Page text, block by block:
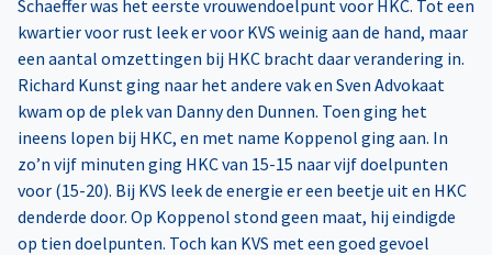
Schaeffer was het eerste vrouwendoelpunt voor HKC. Tot een
kwartier voor rust leek er voor KVS weinig aan de hand, maar
een aantal omzettingen bij HKC bracht daar verandering in.
Richard Kunst ging naar het andere vak en Sven Advokaat
kwam op de plek van Danny den Dunnen. Toen ging het
ineens lopen bij HKC, en met name Koppenol ging aan. In
zo’n vijf minuten ging HKC van 15-15 naar vijf doelpunten
voor (15-20). Bij KVS leek de energie er een beetje uit en HKC
denderde door. Op Koppenol stond geen maat, hij eindigde
op tien doelpunten. Toch kan KVS met een goed gevoel